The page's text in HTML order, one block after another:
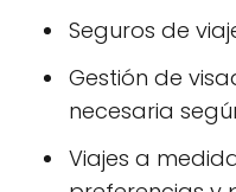
Seguros de
Gestión de
necesaria
Viajes a